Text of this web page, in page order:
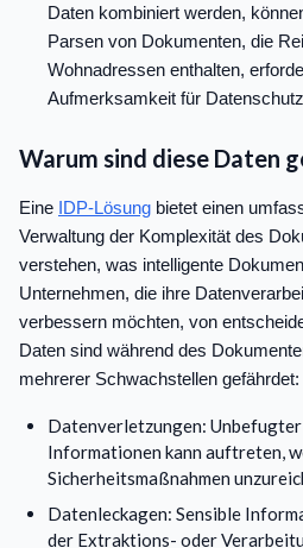
Daten kombiniert werden,
Parsen von Dokumenten, die
Wohnadressen enthalten,
Aufmerksamkeit für
Warum sind diese Daten
Eine IDP-Lösung bietet einen
Verwaltung der Komplexität des
verstehen, was intelligente
Unternehmen, die ihre
verbessern möchten, von
Daten sind während des
mehrerer Schwachstellen gefährdet:
Datenverletzungen:
Informationen kann auftreten,
Sicherheitsmaßnahmen
Datenleckagen: Sensible
der Extraktions- oder